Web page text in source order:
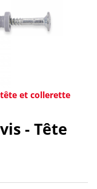
tête et collerette
- Tête